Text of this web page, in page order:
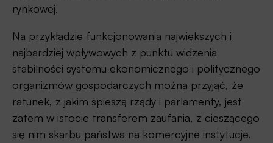
rynkowej.
Na przykładzie funkcjonowania największych i
najbardziej wpływowych z punktu widzenia
stabilności systemu ekonomicznego i politycznego
organizmów gospodarczych można przyjąć, że
ratunek, z jakim śpieszą rządy i parlamenty, jest
zatem w istocie transferem zaufania, z cieszącego
się nim skarbu państwa na komercyjne instytucje.